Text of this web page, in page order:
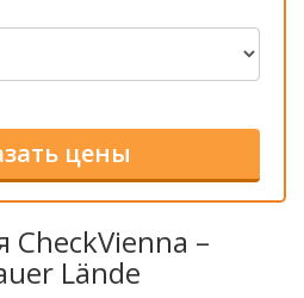
CheckVienna –
Lände